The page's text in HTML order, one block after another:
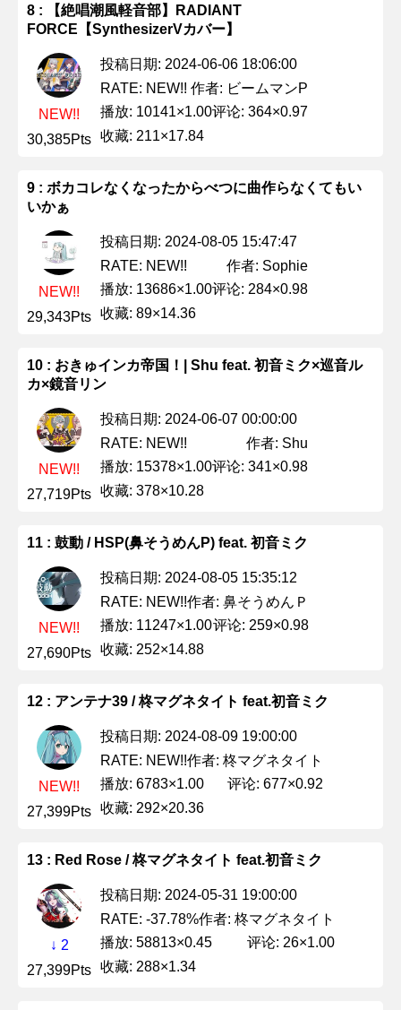
8 : 【絶唱潮風軽音部】RADIANT
FORCE【SynthesizerVカバー】
NEW!!
30,385Pts
投稿日期: 2024-06-06 18:06:00
RATE: NEW!! 作者: ビームマンP
播放: 10141×1.00评论: 364×0.97
收藏: 211×17.84
9 : ボカコレなくなったからべつに曲作らなくてもい
いかぁ
NEW!!
29,343Pts
投稿日期: 2024-08-05 15:47:47
RATE: NEW!!
作者: Sophie
播放: 13686×1.00评论: 284×0.98
收藏: 89×14.36
10 : おきゅインカ帝国！| Shu feat. 初音ミク×巡音ル
カ×鏡音リン
NEW!!
27,719Pts
投稿日期: 2024-06-07 00:00:00
RATE: NEW!!
作者: Shu
播放: 15378×1.00评论: 341×0.98
收藏: 378×10.28
11 : 鼓動 / HSP(鼻そうめんP) feat. 初音ミク
NEW!!
27,690Pts
投稿日期: 2024-08-05 15:35:12
RATE: NEW!!作者: 鼻そうめんＰ
播放: 11247×1.00评论: 259×0.98
收藏: 252×14.88
12 : アンテナ39 / 柊マグネタイト feat.初音ミク
NEW!!
27,399Pts
投稿日期: 2024-08-09 19:00:00
RATE: NEW!!作者: 柊マグネタイト
播放: 6783×1.00
评论: 677×0.92
收藏: 292×20.36
13 : Red Rose / 柊マグネタイト feat.初音ミク
↓ 2
27,399Pts
投稿日期: 2024-05-31 19:00:00
RATE: -37.78%作者: 柊マグネタイト
播放: 58813×0.45
评论: 26×1.00
收藏: 288×1.34